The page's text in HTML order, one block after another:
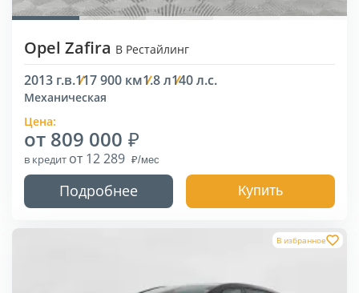
Opel Zafira B Рестайлинг
2013 г.в.117 900 км1.8 л140 л.с.
Механическая
Цена:
от 809 000
в кредит от 12 289
Подробнее Купить
В избранное